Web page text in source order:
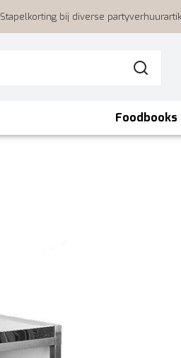
Stapelkorting bij diverse
Foodbooks